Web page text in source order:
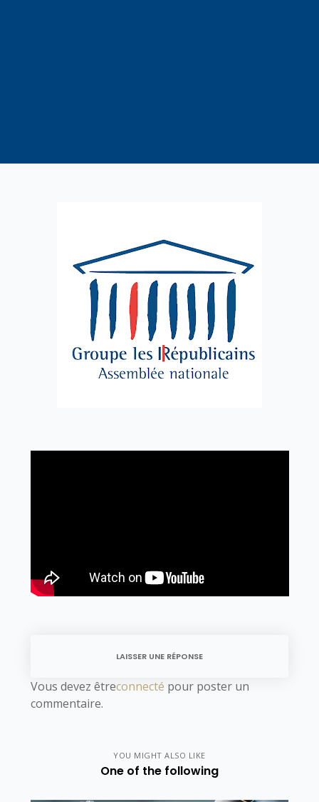
LAISSER UNE RÉPONSE
Vous devez êtreconnecté pour poster un
commentaire.
YOU MIGHT ALSO LIKE
One of the following